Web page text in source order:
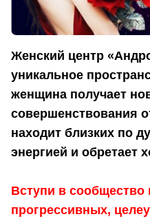
Женский центр
уникальное
женщина получает
совершенствования
находит близких по
энергией и обретает
Вступи в сообщество
прогрессивных,